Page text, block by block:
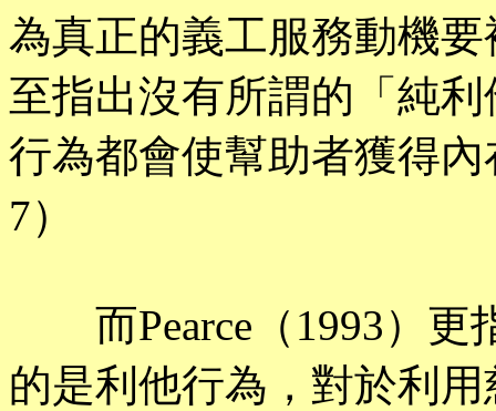
為真正的義工服務動機
至指出沒有所謂的「純
行為都會使幫助者獲得
7）
而Pearce（1993）更
的是利他行為，對於利